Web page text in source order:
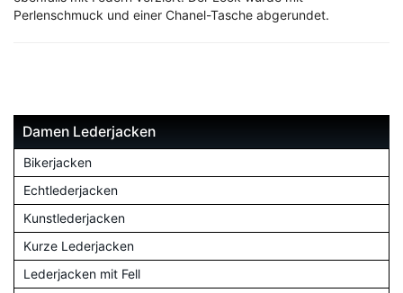
Perlenschmuck und einer Chanel-Tasche abgerundet.
Damen Lederjacken
Bikerjacken
Echtlederjacken
Kunstlederjacken
Kurze Lederjacken
Lederjacken mit Fell